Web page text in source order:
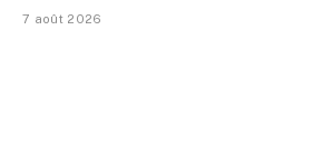
7 août 2026